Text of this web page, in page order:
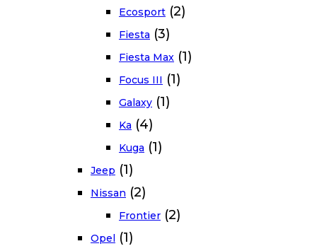
Ecosport (2)
Fiesta (3)
Fiesta Max (1)
Focus III (1)
Galaxy (1)
Ka (4)
Kuga (1)
Jeep (1)
Nissan (2)
Frontier (2)
Opel (1)